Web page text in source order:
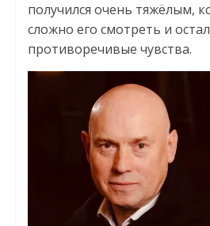
получился очень тяжёлым,
сложно его смотреть и
противоречивые чувства.